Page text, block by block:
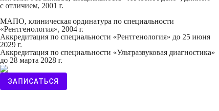
с отличием, 2001 г.
МАПО, клиническая ординатура по специальности
«Рентгенология», 2004 г.
Аккредитация по специальности «Рентгенология» до 25 июня
2029 г.
Аккредитация по специальности «Ультразвуковая диагностика»
до 28 марта 2028 г.
ЗАПИСАТЬСЯ